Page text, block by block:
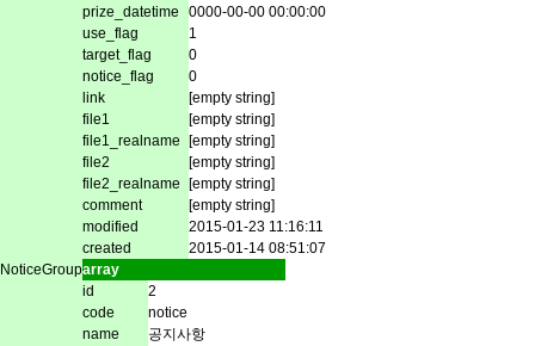
prize_datetime
0000-00-00 00:00:00
use_flag
1
target_flag
0
notice_flag
0
link
[empty string]
file1
[empty string]
file1_realname [empty string]
file2
[empty string]
file2_realname [empty string]
comment
[empty string]
modified
2015-01-23 11:16:11
created
2015-01-14 08:51:07
NoticeGrouparray
id
2
code
notice
name
공지사항